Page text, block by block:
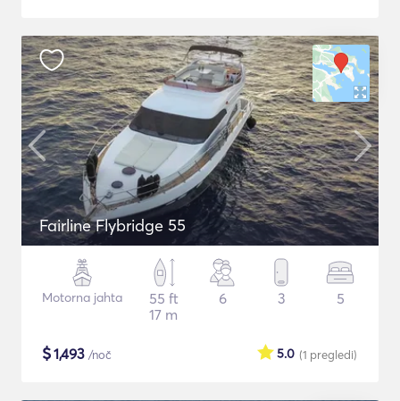
Fairline Flybridge 55
Motorna jahta
55 ft
17 m
6 3 5
$1,493 /noč (1 pregledi)
5.0